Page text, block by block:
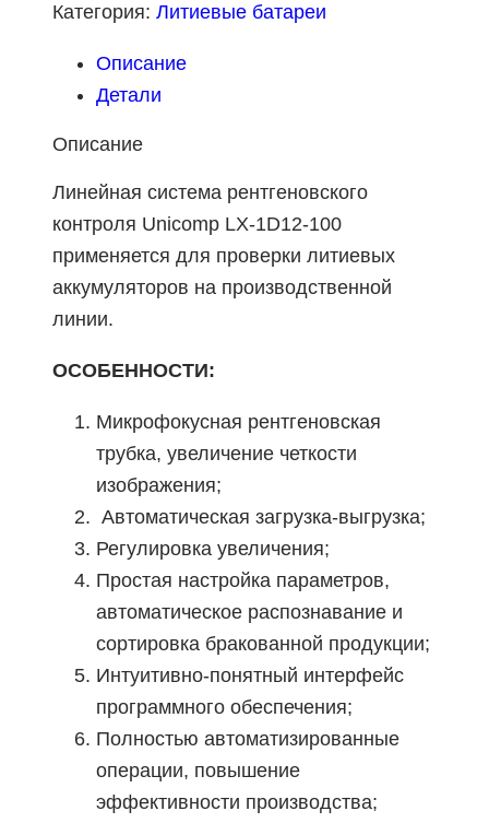
Категория:Литиевые батареи
Описание
Детали
Описание
Линейная система рентгеновского
контроля Unicomp LX-1D12-100
применяется для проверки литиевых
аккумуляторов на производственной
линии.
ОСОБЕННОСТИ:
Микрофокусная рентгеновская
трубка, увеличение четкости
изображения;
Автоматическая загрузка-выгрузка;
Регулировка увеличения;
Простая настройка параметров,
автоматическое распознавание и
сортировка бракованной продукции;
Интуитивно-понятный интерфейс
программного обеспечения;
Полностью автоматизированные
операции, повышение
эффективности производства;